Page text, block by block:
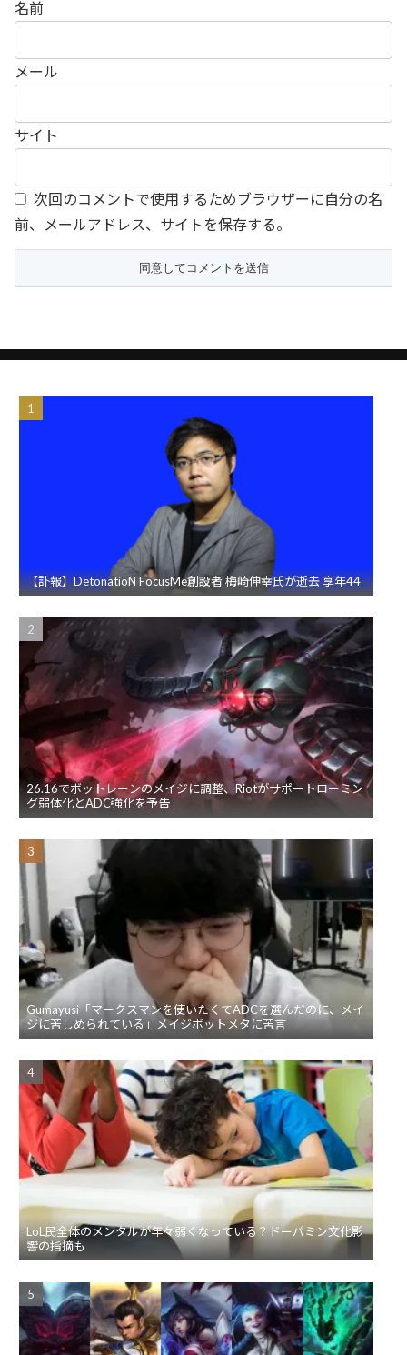
名前
メール
サイト
次回のコメントで使用するためブラウザーに自分の名
前、メールアドレス、サイトを保存する。
【訃報】DetonatioN FocusMe創設者 梅崎伸幸氏が逝去 享年44
26.16でボットレーンのメイジに調整、Riotがサポートローミン
グ弱体化とADC強化を予告
Gumayusi「マークスマンを使いたくてADCを選んだのに、メイ
ジに苦しめられている」メイジボットメタに苦言
LoL民全体のメンタルが年々弱くなっている？ドーパミン文化影
響の指摘も